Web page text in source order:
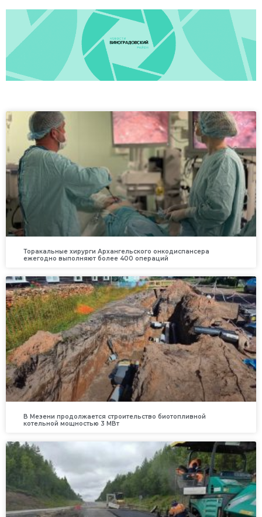
Торакальные хирурги Архангельского онкодиспансера
ежегодно выполняют более 400 операций
В Мезени продолжается строительство биотопливной
котельной мощностью 3 МВт